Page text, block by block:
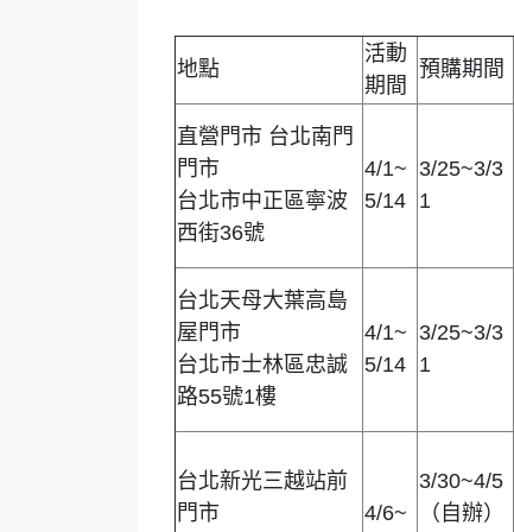
地點
活動
期間
預購期間
直營門市 台北南門
門市
台北市中正區寧波
西街36號
4/1~
5/14
3/25~3/3
1
台北天母大葉高島
屋門市
台北市士林區忠誠
路55號1樓
4/1~
5/14
3/25~3/3
1
台北新光三越站前
門市
4/6~
3/30~4/5
（自辦）